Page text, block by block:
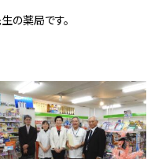
の薬局です。